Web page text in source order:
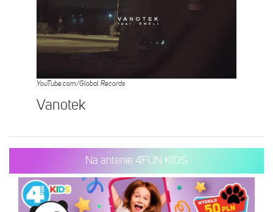
YouTube.com/Global Records
Vanotek
Na antenie 4FUN KIDS